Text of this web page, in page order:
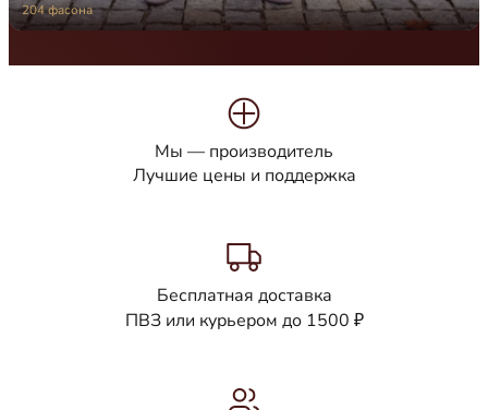
204 фасона
Мы — производитель
Лучшие цены и поддержка
Бесплатная доставка
ПВЗ или курьером до 1500 ₽